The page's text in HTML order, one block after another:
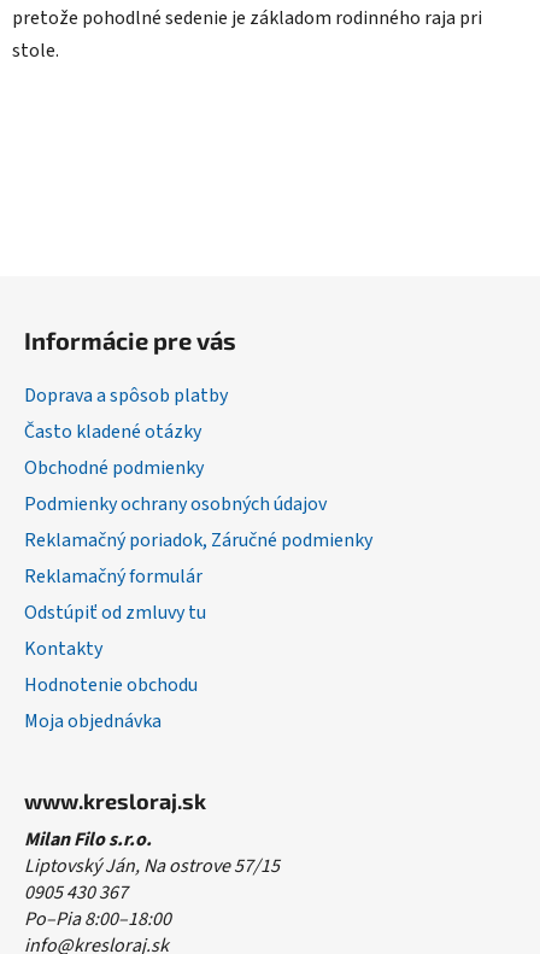
pretože pohodlné sedenie je základom rodinného raja pri
stole.
Informácie pre vás
Doprava a spôsob platby
Často kladené otázky
Obchodné podmienky
Podmienky ochrany osobných údajov
Reklamačný poriadok, Záručné podmienky
Reklamačný formulár
Odstúpiť od zmluvy tu
Kontakty
Hodnotenie obchodu
Moja objednávka
www.kresloraj.sk
Milan Filo s.r.o.
Liptovský Ján, Na ostrove 57/15
0905 430 367
Po–Pia 8:00–18:00
info@kresloraj.sk